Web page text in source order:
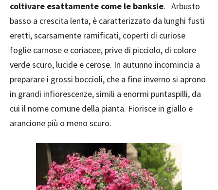
coltivare esattamente come le banksie. Arbusto
basso a crescita lenta, è caratterizzato da lunghi fusti
eretti, scarsamente ramificati, coperti di curiose
foglie carnose e coriacee, prive di picciolo, di colore
verde scuro, lucide e cerose. In autunno incomincia a
preparare i grossi boccioli, che a fine inverno si aprono
in grandi infiorescenze, simili a enormi puntaspilli, da
cui il nome comune della pianta. Fiorisce in giallo e
arancione più o meno scuro.